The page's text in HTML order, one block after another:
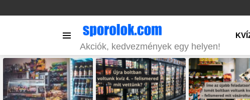
Akciók, kedvezmények egy helyen!
STORIES